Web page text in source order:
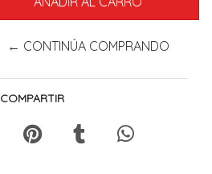
← CONTINÚA COMPRANDO
COMPARTIR